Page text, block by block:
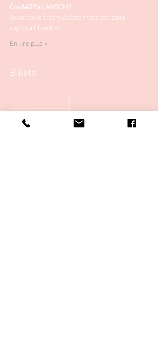
Cos&#39;è LAHOCHI?
Secondo la trasmissione francese della
signora Chandler:
En lire plus >
Billets
Tipo di biglietto